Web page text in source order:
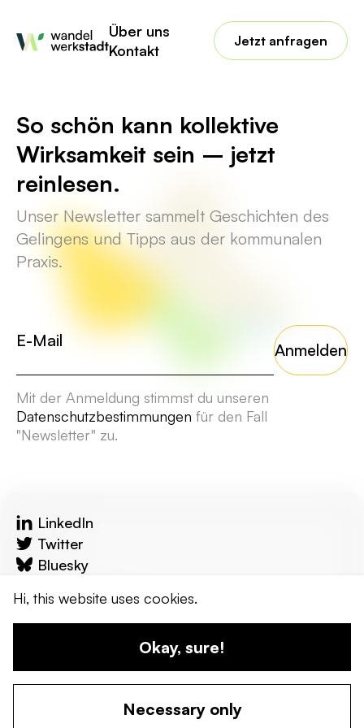
Über uns
Kontakt
Jetzt anfragen
No posts found for your tag,
category or search term.
So schön kann kollektive
Wirksamkeit sein – jetzt
reinlesen.
Unser Newsletter sammelt Geschichten des
Gelingens und Tipps aus der kommunalen
Praxis.
Anmelden
Mit der Anmeldung stimmst du unseren
Datenschutzbestimmungen für den Fall
"Newsletter" zu.
LinkedIn
Twitter
Bluesky
Kontakt
© 2024 wandel werkstadt. Erstellt von uns!
Hi, this website uses cookies.
Necessary only
Okay, sure!